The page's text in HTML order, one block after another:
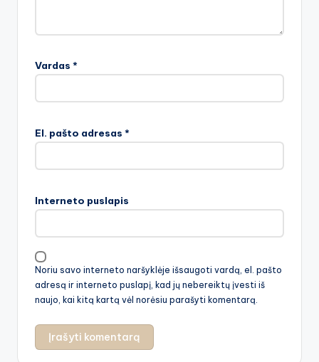
Vardas *
El. pašto adresas *
Interneto puslapis
Noriu savo interneto naršyklėje išsaugoti vardą, el. pašto
adresą ir interneto puslapį, kad jų nebereiktų įvesti iš
naujo, kai kitą kartą vėl norėsiu parašyti komentarą.